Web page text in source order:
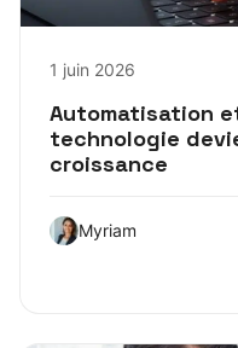
1 juin 2026
Automatisation
technologie
croissance
Myriam